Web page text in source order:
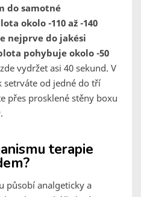
do samotné
okolo -110 až -140
nejprve do jakési
pohybuje okolo -50
vydržet asi 40 sekund. V
od jedné do tří
přes prosklené stěny boxu
terapie
působí analgeticky a